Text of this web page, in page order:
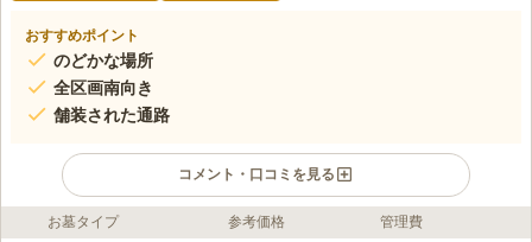
おすすめポイント
のどかな場所
全区画南向き
舗装された通路
コメント・口コミを見る
ライフドット編集部のコメント
お墓タイプ 参考価格 管理費